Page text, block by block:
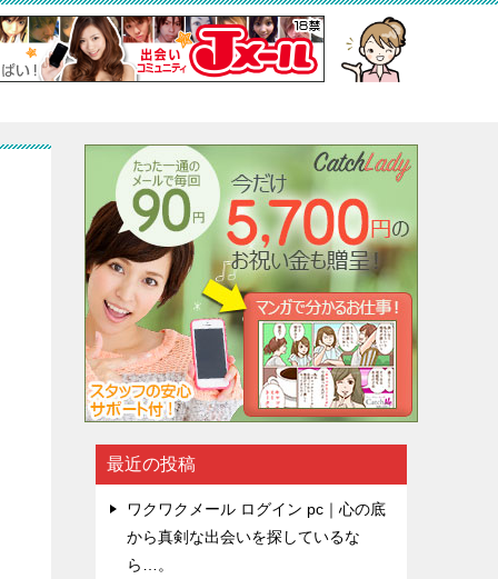
最近の投稿
ワクワクメール ログイン pc｜心の底
から真剣な出会いを探しているな
ら…。